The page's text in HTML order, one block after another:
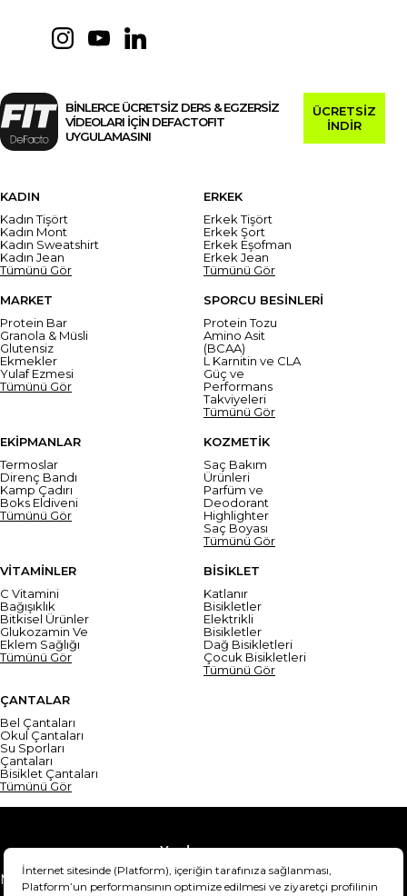
BİNLERCE ÜCRETSİZ DERS & EGZERSİZ
VİDEOLARI İÇİN DEFACTOFIT
UYGULAMASINI
ÜCRETSİZ
İNDİR
KADIN
Kadın Tişört
Kadın Mont
Kadın Sweatshirt
Kadın Jean
Tümünü Gör
ERKEK
Erkek Tişört
Erkek Şort
Erkek Eşofman
Erkek Jean
Tümünü Gör
MARKET
Protein Bar
Granola & Müsli
Glutensiz
Ekmekler
Yulaf Ezmesi
Tümünü Gör
SPORCU BESİNLERİ
Protein Tozu
Amino Asit
(BCAA)
L Karnitin ve CLA
Güç ve
Performans
Takviyeleri
Tümünü Gör
EKİPMANLAR
Termoslar
Direnç Bandı
Kamp Çadırı
Boks Eldiveni
Tümünü Gör
KOZMETİK
Saç Bakım
Ürünleri
Parfüm ve
Deodorant
Highlighter
Saç Boyası
Tümünü Gör
VİTAMİNLER
C Vitamini
Bağışıklık
Bitkisel Ürünler
Glukozamin Ve
Eklem Sağlığı
Tümünü Gör
BİSİKLET
Katlanır
Bisikletler
Elektrikli
Bisikletler
Dağ Bisikletleri
Çocuk Bisikletleri
Tümünü Gör
ÇANTALAR
Bel Çantaları
Okul Çantaları
Su Sporları
Çantaları
Bisiklet Çantaları
Tümünü Gör
Yardım
Mesafeli Satış Sözleşmesi
Teslimat Bilgisi